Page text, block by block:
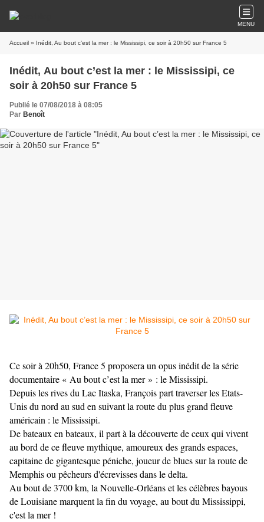
MENU
Accueil » Inédit, Au bout c’est la mer : le Mississipi, ce soir à 20h50 sur France 5
Inédit, Au bout c’est la mer : le Mississipi, ce
soir à 20h50 sur France 5
Publié le 07/08/2018 à 08:05
Par Benoît
Ce soir à 20h50, France 5 proposera un opus inédit de la série
documentaire « Au bout c’est la mer » : le Mississipi.
Depuis les rives du Lac Itaska, François part traverser les Etats-
Unis du nord au sud en suivant la route du plus grand fleuve
américain : le Mississipi.
De bateaux en bateaux, il part à la découverte de ceux qui vivent
au bord de ce fleuve mythique, amoureux des grands espaces,
capitaine de gigantesque péniche, joueur de blues sur la route de
Memphis ou pêcheurs d'écrevisses dans le delta.
Au bout de 3700 km, la Nouvelle-Orléans et les célèbres bayous
de Louisiane marquent la fin du voyage, au bout du Mississippi,
c'est la mer !